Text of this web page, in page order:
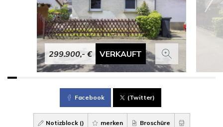
299.900,- € VERKAUFT
Facebook (Twitter)
Notizblock () merken Broschüre